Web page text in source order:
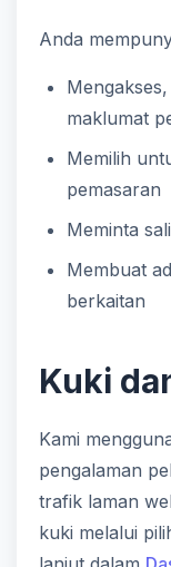
Anda
maklumat
Memilih
pemasaran
Meminta
Membuat
berkaitan
Kuki
Kami
pengalaman
trafik laman
kuki melalui